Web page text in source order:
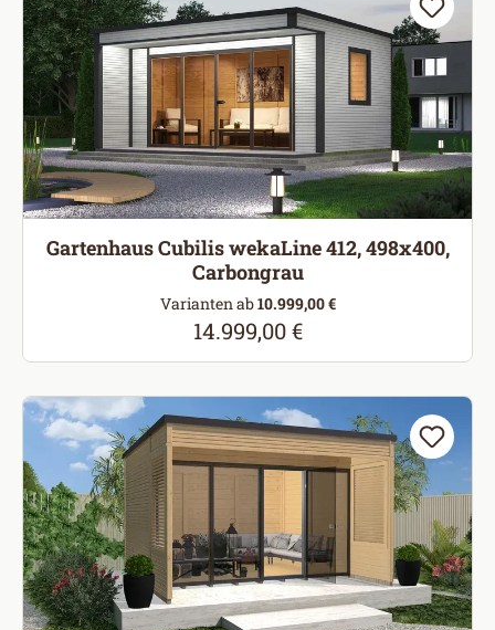
Gartenhaus Cubilis wekaLine 412, 498x400,
Carbongrau
Varianten ab10.999,00 €
Regulärer Preis:
14.999,00 €